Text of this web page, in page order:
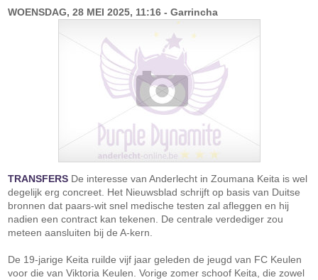
WOENSDAG, 28 MEI 2025, 11:16 - Garrincha
TRANSFERS De interesse van Anderlecht in Zoumana Keita is wel
degelijk erg concreet. Het Nieuwsblad schrijft op basis van Duitse
bronnen dat paars-wit snel medische testen zal afleggen en hij
nadien een contract kan tekenen. De centrale verdediger zou
meteen aansluiten bij de A-kern.
De 19-jarige Keita ruilde vijf jaar geleden de jeugd van FC Keulen
voor die van Viktoria Keulen. Vorige zomer schoof Keita, die zowel